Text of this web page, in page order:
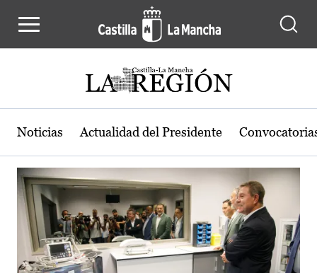
Actualidad de la región de Castilla-
Noticias Actualidad del Presidente